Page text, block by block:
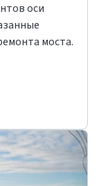
оси
моста.